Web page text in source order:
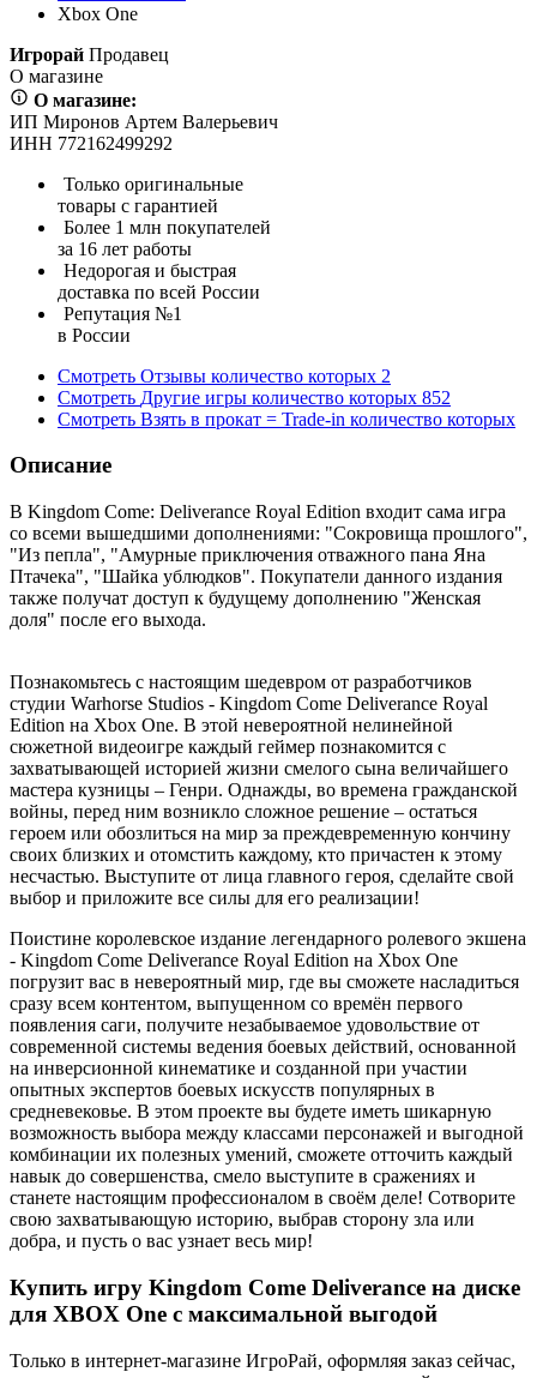
Xbox One
Игрорай Продавец
О магазине
О магазине:
ИП Миронов Артем Валерьевич
ИНН 772162499292
Только оригинальные
товары с гарантией
Более 1 млн покупателей
за 16 лет работы
Недорогая и быстрая
доставка по всей России
Репутация №1
в России
Смотреть Отзывы количество которых 2
Смотреть Другие игры количество которых 852
Смотреть Взять в прокат = Trade-in количество которых
Описание
В Kingdom Come: Deliverance Royal Edition входит сама игра
со всеми вышедшими дополнениями: "Сокровища прошлого",
"Из пепла", "Амурные приключения отважного пана Яна
Птачека", "Шайка ублюдков". Покупатели данного издания
также получат доступ к будущему дополнению "Женская
доля" после его выхода.
Познакомьтесь с настоящим шедевром от разработчиков
студии Warhorse Studios - Kingdom Come Deliverance Royal
Edition на Xbox One. В этой невероятной нелинейной
сюжетной видеоигре каждый геймер познакомится с
захватывающей историей жизни смелого сына величайшего
мастера кузницы – Генри. Однажды, во времена гражданской
войны, перед ним возникло сложное решение – остаться
героем или обозлиться на мир за преждевременную кончину
своих близких и отомстить каждому, кто причастен к этому
несчастью. Выступите от лица главного героя, сделайте свой
выбор и приложите все силы для его реализации!
Поистине королевское издание легендарного ролевого экшена
- Kingdom Come Deliverance Royal Edition на Xbox One
погрузит вас в невероятный мир, где вы сможете насладиться
сразу всем контентом, выпущенном со времён первого
появления саги, получите незабываемое удовольствие от
современной системы ведения боевых действий, основанной
на инверсионной кинематике и созданной при участии
опытных экспертов боевых искусств популярных в
средневековье. В этом проекте вы будете иметь шикарную
возможность выбора между классами персонажей и выгодной
комбинации их полезных умений, сможете отточить каждый
навык до совершенства, смело выступите в сражениях и
станете настоящим профессионалом в своём деле! Сотворите
свою захватывающую историю, выбрав сторону зла или
добра, и пусть о вас узнает весь мир!
Купить игру Kingdom Come Deliverance на диске
для XBOX One с максимальной выгодой
Только в интернет-магазине ИгроРай, оформляя заказ сейчас,